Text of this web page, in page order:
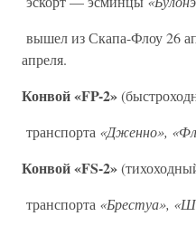
вышел из Скапа-Флоу 26
апреля.
Конвой «FP-2»
транспорта «Дженно»,
Конвой «FS-2»
транспорта «Брестуа»,